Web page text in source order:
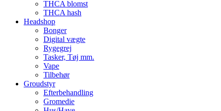
THCA blomst
THCA hash
Headshop
Bonger
Digital vægte
Rygegrej
Tasker, Tøj mm.
Vape
Tilbehør
Groudstyr
Efterbehandling
Gromedie